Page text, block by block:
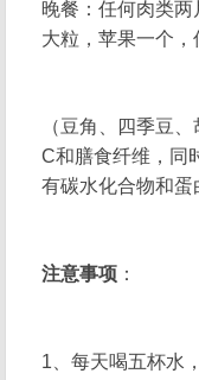
晚餐：任何肉类
大粒，苹果一个，
（豆角、四季豆
C和膳食纤维，同
有碳水化合物和蛋
注意事项 ：
1、每天喝五杯水